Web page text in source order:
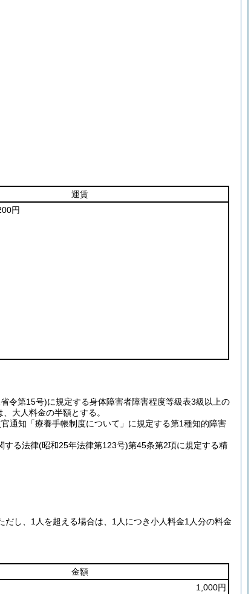
運賃
円
第15号)に規定する身体障害者障害程度等級表3級以上の
大人料金の半額とする。
知「療養手帳制度について」に規定する第1種知的障害
る法律(昭和25年法律第123号)第45条第2項に規定する精
し、1人を超える場合は、1人につき小人料金1人分の料金
金額
1,000円